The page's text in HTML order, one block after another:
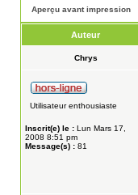
Aperçu avant impression
Auteur
Chrys
Utilisateur enthousiaste
Inscrit(e) le : Lun Mars 17,
2008 8:51 pm
Message(s) : 81